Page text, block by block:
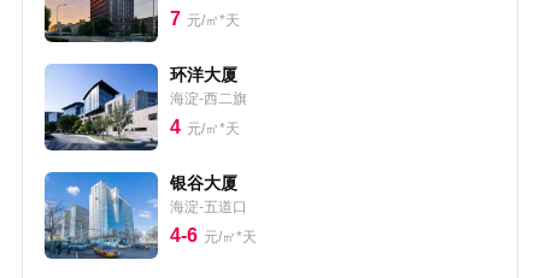
7 元/㎡*天
环洋大厦
海淀-西二旗
4 元/㎡*天
银谷大厦
海淀-五道口
4-6 元/㎡*天